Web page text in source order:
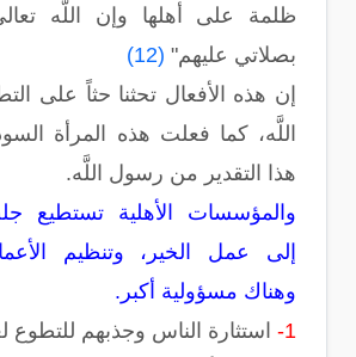
ظلمة على أهلها وإن اللَّه
بصلاتي عليهم" (12)
إن هذه الأفعال تحثنا حثاً على
اللَّه، كما فعلت هذه المرأة
هذا التقدير من رسول اللَّه.
والمؤسسات الأهلية تستطيع
إلى عمل الخير، وتنظيم
وهناك مسؤولية أكبر.
1-
استثارة الناس وجذبهم للتطوع